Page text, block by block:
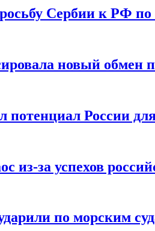
Сербии к РФ по
новый обмен
потенциал России
из-за успехов
по морским